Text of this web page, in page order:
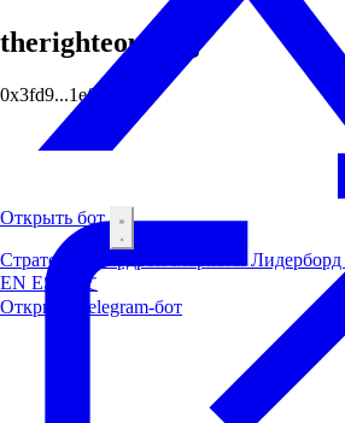
Открыть бот
Стратегии Лидерборд
EN ES
中文
Открыть Telegram-бот
therighteousdog
0x3fd9...1ef0